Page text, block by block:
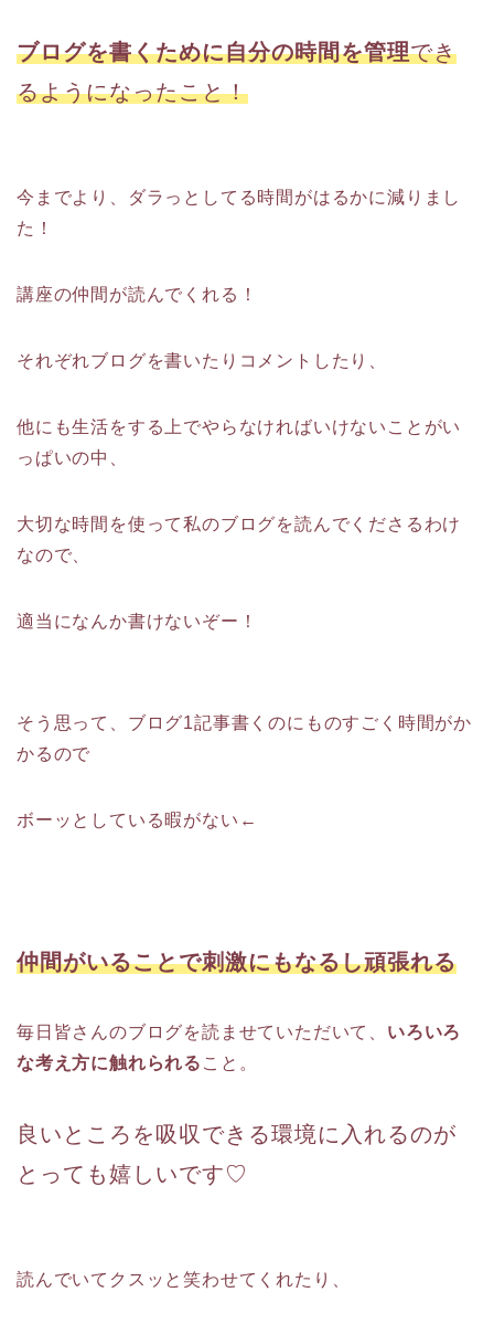
ブログを書くために自分の時間を管理でき
るようになったこと！
今までより、ダラっとしてる時間がはるかに減りまし
た！
講座の仲間が読んでくれる！
それぞれブログを書いたりコメントしたり、
他にも生活をする上でやらなければいけないことがい
っぱいの中、
大切な時間を使って私のブログを読んでくださるわけ
なので、
適当になんか書けないぞー！
そう思って、ブログ1記事書くのにものすごく時間がか
かるので
ボーッとしている暇がない←
仲間がいることで刺激にもなるし頑張れる
毎日皆さんのブログを読ませていただいて、 いろいろ
な考え方に触れられる こと。
良いところを吸収できる環境に入れるのが
とっても嬉しいです♡
読んでいてクスッと笑わせてくれたり、